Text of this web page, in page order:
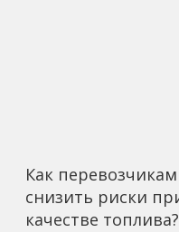
Как
снизить риски
качестве топлива?